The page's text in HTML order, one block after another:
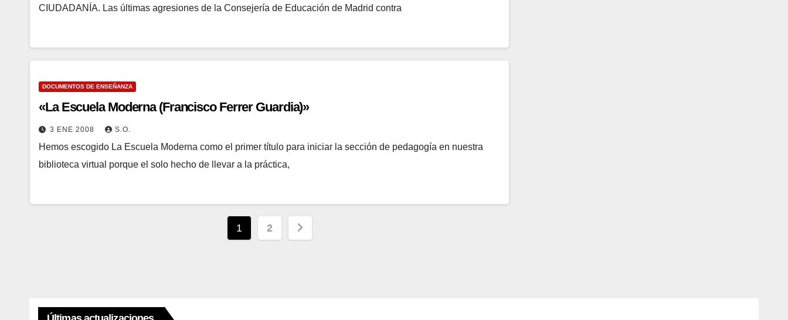
CIUDADANÍA. Las últimas agresiones de la Consejería de Educación de Madrid contra
DOCUMENTOS DE ENSEÑANZA
«La Escuela Moderna (Francisco Ferrer Guardia)»
3 ENE 2008 S.O.
Hemos escogido La Escuela Moderna como el primer título para iniciar la sección de pedagogía en nuestra
biblioteca virtual porque el solo hecho de llevar a la práctica,
Paginación
1 2